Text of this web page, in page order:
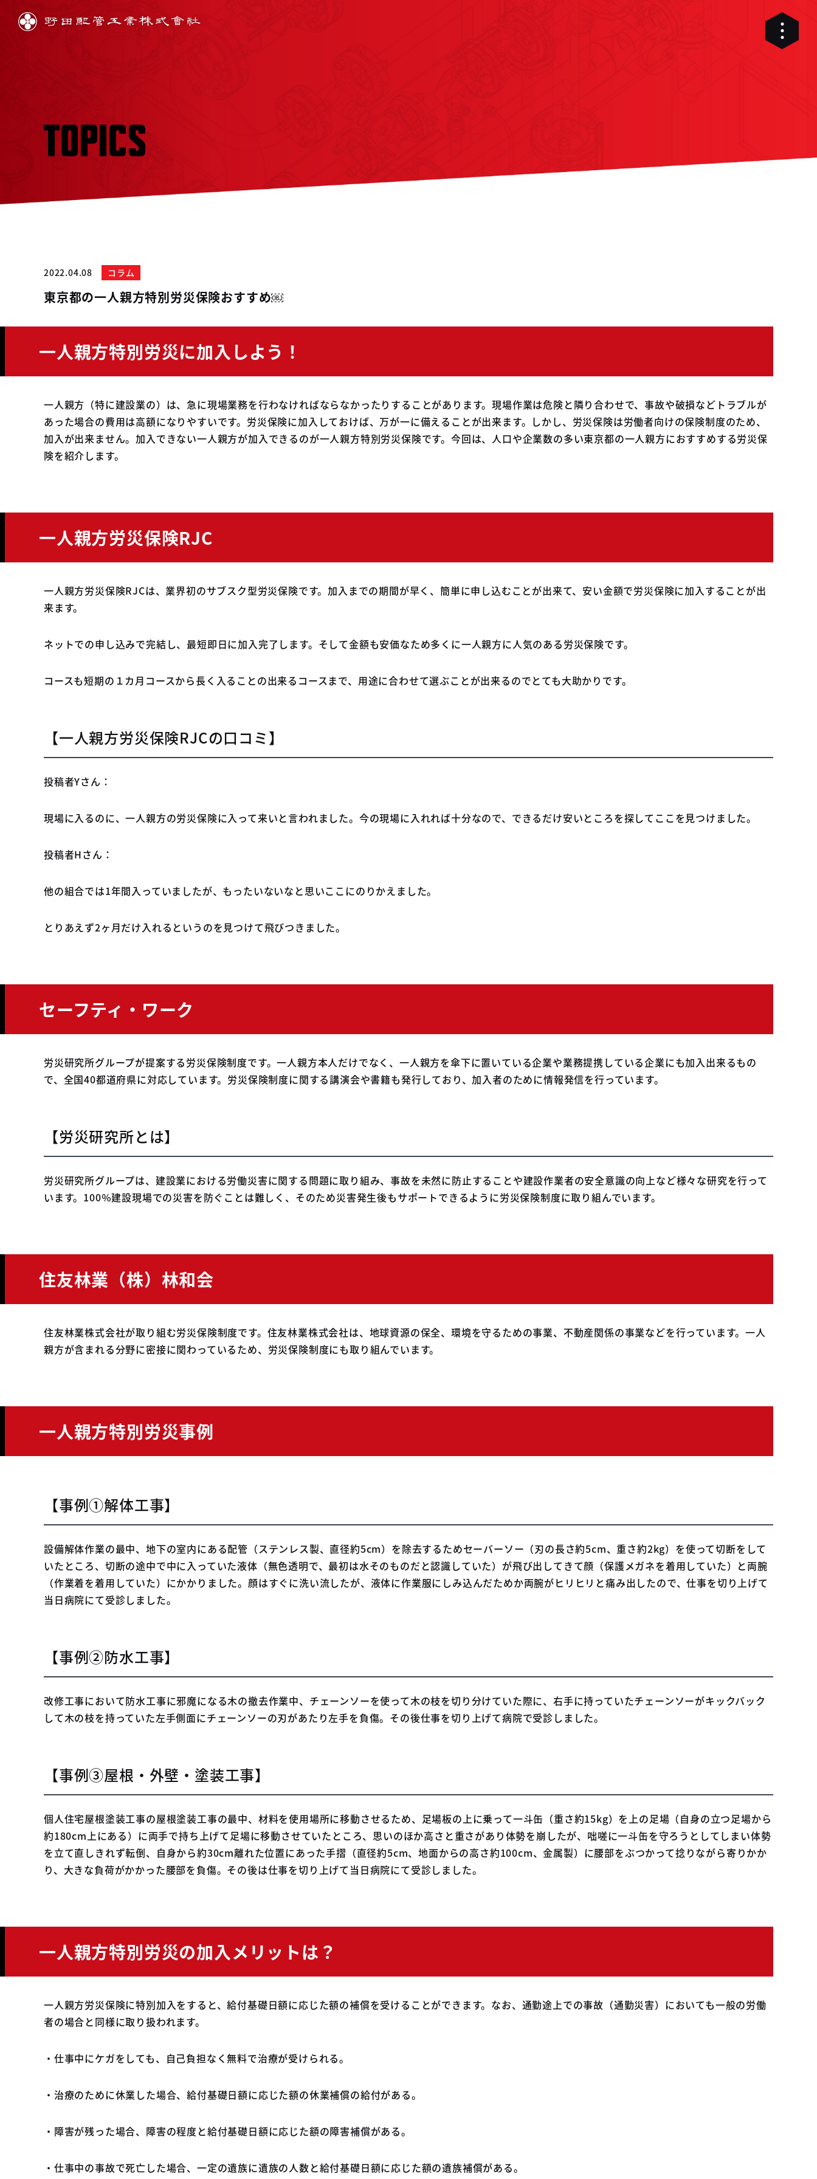
TOPICS
2022.04.08 コラム
東京都の一人親方特別労災保険おすすめ￼
一人親方特別労災に加入しよう！
一人親方（特に建設業の）は、急に現場業務を行わなければならなかったりすることがあります。現場作業は危険と隣り合わせで、事故や破損などトラブルが
あった場合の費用は高額になりやすいです。労災保険に加入しておけば、万が一に備えることが出来ます。しかし、労災保険は労働者向けの保険制度のため、
加入が出来ません。加入できない一人親方が加入できるのが一人親方特別労災保険です。今回は、人口や企業数の多い東京都の一人親方におすすめする労災保
険を紹介します。
一人親方労災保険RJC
一人親方労災保険RJCは、業界初のサブスク型労災保険です。加入までの期間が早く、簡単に申し込むことが出来て、安い金額で労災保険に加入することが出
来ます。
ネットでの申し込みで完結し、最短即日に加入完了します。そして金額も安価なため多くに一人親方に人気のある労災保険です。
コースも短期の１カ月コースから長く入ることの出来るコースまで、用途に合わせて選ぶことが出来るのでとても大助かりです。
【一人親方労災保険RJCの口コミ】
投稿者Yさん：
現場に入るのに、一人親方の労災保険に入って来いと言われました。今の現場に入れれば十分なので、できるだけ安いところを探してここを見つけました。
投稿者Hさん：
他の組合では1年間入っていましたが、もったいないなと思いここにのりかえました。
とりあえず2ヶ月だけ入れるというのを見つけて飛びつきました。
セーフティ・ワーク
労災研究所グループが提案する労災保険制度です。一人親方本人だけでなく、一人親方を傘下に置いている企業や業務提携している企業にも加入出来るもの
で、全国40都道府県に対応しています。労災保険制度に関する講演会や書籍も発行しており、加入者のために情報発信を行っています。
【労災研究所とは】
労災研究所グループは、建設業における労働災害に関する問題に取り組み、事故を未然に防止することや建設作業者の安全意識の向上など様々な研究を行って
います。100％建設現場での災害を防ぐことは難しく、そのため災害発生後もサポートできるように労災保険制度に取り組んでいます。
住友林業（株）林和会
住友林業株式会社が取り組む労災保険制度です。住友林業株式会社は、地球資源の保全、環境を守るための事業、不動産関係の事業などを行っています。一人
親方が含まれる分野に密接に関わっているため、労災保険制度にも取り組んでいます。
一人親方特別労災事例
【事例①解体工事】
設備解体作業の最中、地下の室内にある配管（ステンレス製、直径約5cm）を除去するためセーバーソー（刃の長さ約5cm、重さ約2kg）を使って切断をして
いたところ、切断の途中で中に入っていた液体（無色透明で、最初は水そのものだと認識していた）が飛び出してきて顔（保護メガネを着用していた）と両腕
（作業着を着用していた）にかかりました。顔はすぐに洗い流したが、液体に作業服にしみ込んだためか両腕がヒリヒリと痛み出したので、仕事を切り上げて
当日病院にて受診しました。
【事例②防水工事】
改修工事において防水工事に邪魔になる木の撤去作業中、チェーンソーを使って木の枝を切り分けていた際に、右手に持っていたチェーンソーがキックバック
して木の枝を持っていた左手側面にチェーンソーの刃があたり左手を負傷。その後仕事を切り上げて病院で受診しました。
【事例③屋根・外壁・塗装工事】
個人住宅屋根塗装工事の屋根塗装工事の最中、材料を使用場所に移動させるため、足場板の上に乗って一斗缶（重さ約15kg）を上の足場（自身の立つ足場から
約180cm上にある）に両手で持ち上げて足場に移動させていたところ、思いのほか高さと重さがあり体勢を崩したが、咄嗟に一斗缶を守ろうとしてしまい体勢
を立て直しきれず転倒、自身から約30cm離れた位置にあった手摺（直径約5cm、地面からの高さ約100cm、金属製）に腰部をぶつかって捻りながら寄りかか
り、大きな負荷がかかった腰部を負傷。その後は仕事を切り上げて当日病院にて受診しました。
一人親方特別労災の加入メリットは？
一人親方労災保険に特別加入をすると、給付基礎日額に応じた額の補償を受けることができます。なお、通勤途上での事故（通勤災害）においても一般の労働
者の場合と同様に取り扱われます。
・仕事中にケガをしても、自己負担なく無料で治療が受けられる。
・治療のために休業した場合、給付基礎日額に応じた額の休業補償の給付がある。
・障害が残った場合、障害の程度と給付基礎日額に応じた額の障害補償がある。
・仕事中の事故で死亡した場合、一定の遺族に遺族の人数と給付基礎日額に応じた額の遺族補償がある。